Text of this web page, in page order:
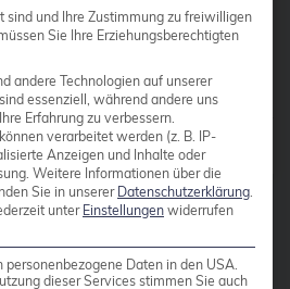
Bastian Blank
sind und Ihre Zustimmung zu freiwilligen
Sie Ihre Erziehungsberechtigten
andere Technologien auf unserer
essenziell, während andere uns
Erfahrung zu verbessern.
verarbeitet werden (z. B. IP-
Anzeigen und Inhalte oder
Weitere Informationen über die
Sie in unserer Datenschutzerklärung.
unter Einstellungen widerrufen
personenbezogene Daten in den USA.
dieser Services stimmen Sie auch